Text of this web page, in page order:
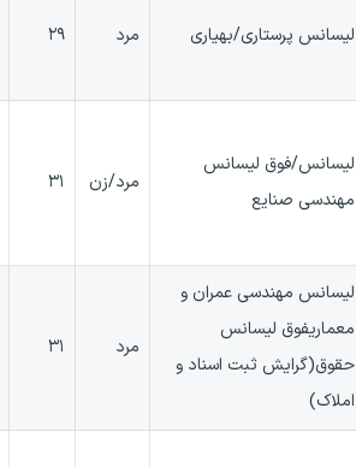
لیسانس پرستاری/بهیاری مرد ۲۹
لیسانس/فوق لیسانس
مهندسی صنایع
مرد/زن ۳۱
لیسانس مهندسی عمران و
معماریفوق لیسانس
حقوق(گرایش ثبت اسناد و
املاک)
مرد ۳۱